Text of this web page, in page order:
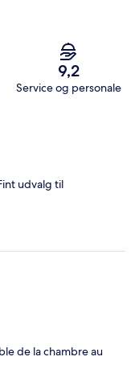
9,2
Service og personale
udvalg til
de la chambre au